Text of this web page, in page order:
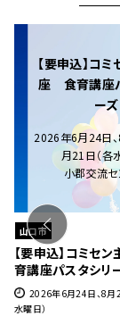
【要申込】コ
座 食育講座
ーズ
2026年6月24日
月21日（各
小郡交流セ
山口市
【要申込】コミセ
育講座パスタシリ
2026年6月24日、8月
水曜日）